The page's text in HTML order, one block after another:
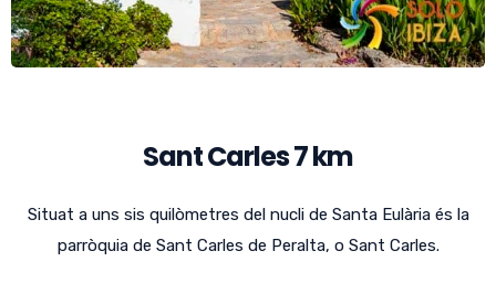
Sant Carles 7 km
Situat a uns sis quilòmetres del nucli de Santa Eulària és la
parròquia de Sant Carles de Peralta, o Sant Carles.